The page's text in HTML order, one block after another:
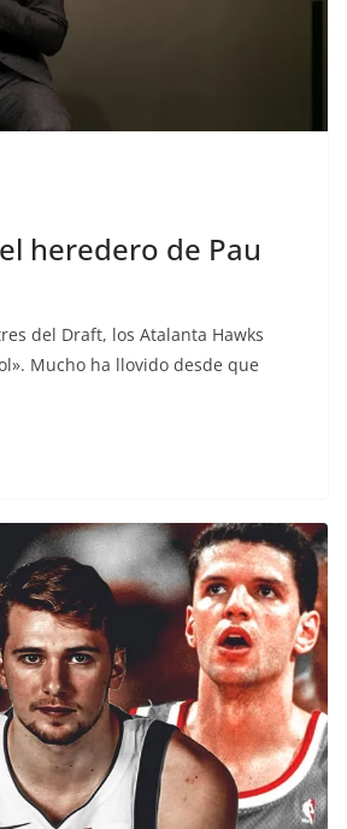
heredero de Pau
del Draft, los Atalanta Hawks
Mucho ha llovido desde que